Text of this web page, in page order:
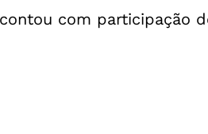
com participação